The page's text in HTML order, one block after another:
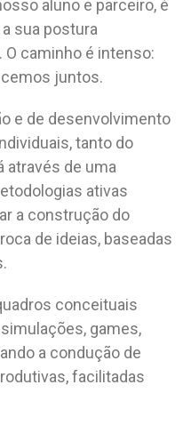
aluno e parceiro, é
sua postura
caminho é intenso:
juntos.
e de desenvolvimento
tanto do
através de uma
ativas
a construção do
de ideias, baseadas
conceituais
games,
a condução de
facilitadas